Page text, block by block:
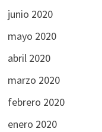
junio 2020
mayo 2020
abril 2020
marzo 2020
febrero 2020
enero 2020